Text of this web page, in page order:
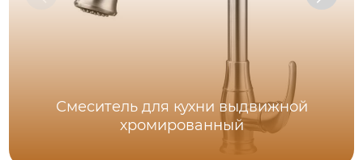
Смеситель для кухни выдвижной
хромированный